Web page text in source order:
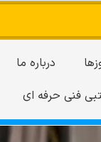
درباره ما
فنی حرفه ای